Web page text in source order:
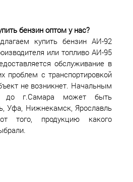
бензин оптом у нас?
купить бензин АИ-92
или топливо АИ-95
обслуживание в
проблем с транспортировкой
не возникнет. Начальным
до г.Самара может быть
Уфа, Нижнекамск, Ярославль
того, продукцию какого